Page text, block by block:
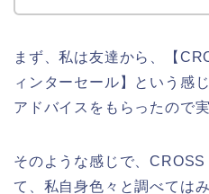
まず、私は友達から、【
ィンターセール】という感
アドバイスをもらったので
そのような感じで、
て、私自身色々と調べては